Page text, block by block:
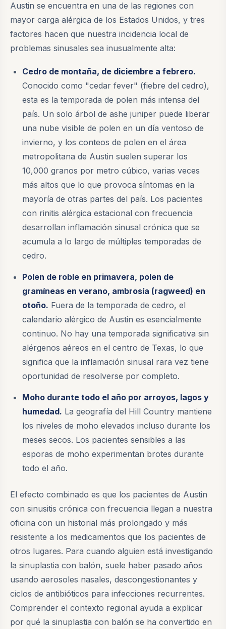
Austin se encuentra en una de las regiones con
mayor carga alérgica de los Estados Unidos, y tres
factores hacen que nuestra incidencia local de
problemas sinusales sea inusualmente alta:
Cedro de montaña, de diciembre a febrero.
Conocido como "cedar fever" (fiebre del cedro),
esta es la temporada de polen más intensa del
país. Un solo árbol de ashe juniper puede liberar
una nube visible de polen en un día ventoso de
invierno, y los conteos de polen en el área
metropolitana de Austin suelen superar los
10,000 granos por metro cúbico, varias veces
más altos que lo que provoca síntomas en la
mayoría de otras partes del país. Los pacientes
con rinitis alérgica estacional con frecuencia
desarrollan inflamación sinusal crónica que se
acumula a lo largo de múltiples temporadas de
cedro.
Polen de roble en primavera, polen de
gramíneas en verano, ambrosía (ragweed) en
otoño. Fuera de la temporada de cedro, el
calendario alérgico de Austin es esencialmente
continuo. No hay una temporada significativa sin
alérgenos aéreos en el centro de Texas, lo que
significa que la inflamación sinusal rara vez tiene
oportunidad de resolverse por completo.
Moho durante todo el año por arroyos, lagos y
humedad. La geografía del Hill Country mantiene
los niveles de moho elevados incluso durante los
meses secos. Los pacientes sensibles a las
esporas de moho experimentan brotes durante
todo el año.
El efecto combinado es que los pacientes de Austin
con sinusitis crónica con frecuencia llegan a nuestra
oficina con un historial más prolongado y más
resistente a los medicamentos que los pacientes de
otros lugares. Para cuando alguien está investigando
la sinuplastia con balón, suele haber pasado años
usando aerosoles nasales, descongestionantes y
ciclos de antibióticos para infecciones recurrentes.
Comprender el contexto regional ayuda a explicar
por qué la sinuplastia con balón se ha convertido en